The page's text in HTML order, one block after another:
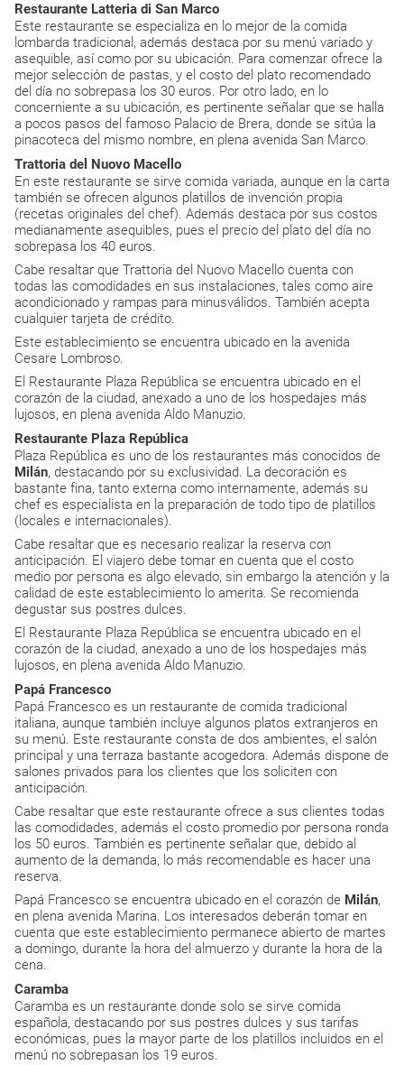
Restaurante Latteria di San Marco
Este restaurante se especializa en lo mejor de la comida
lombarda tradicional, además destaca por su menú variado y
asequible, así como por su ubicación. Para comenzar ofrece la
mejor selección de pastas, y el costo del plato recomendado
del día no sobrepasa los 30 euros. Por otro lado, en lo
concerniente a su ubicación, es pertinente señalar que se halla
a pocos pasos del famoso Palacio de Brera, donde se sitúa la
pinacoteca del mismo nombre, en plena avenida San Marco.
Trattoria del Nuovo Macello
En este restaurante se sirve comida variada, aunque en la carta
también se ofrecen algunos platillos de invención propia
(recetas originales del chef). Además destaca por sus costos
medianamente asequibles, pues el precio del plato del día no
sobrepasa los 40 euros.
Cabe resaltar que Trattoria del Nuovo Macello cuenta con
todas las comodidades en sus instalaciones, tales como aire
acondicionado y rampas para minusválidos. También acepta
cualquier tarjeta de crédito.
Este establecimiento se encuentra ubicado en la avenida
Cesare Lombroso.
El Restaurante Plaza República se encuentra ubicado en el
corazón de la ciudad, anexado a uno de los hospedajes más
lujosos, en plena avenida Aldo Manuzio.
Restaurante Plaza República
Plaza República es uno de los restaurantes más conocidos de
Milán, destacando por su exclusividad. La decoración es
bastante fina, tanto externa como internamente, además su
chef es especialista en la preparación de todo tipo de platillos
(locales e internacionales).
Cabe resaltar que es necesario realizar la reserva con
anticipación. El viajero debe tomar en cuenta que el costo
medio por persona es algo elevado, sin embargo la atención y la
calidad de este establecimiento lo amerita. Se recomienda
degustar sus postres dulces.
El Restaurante Plaza República se encuentra ubicado en el
corazón de la ciudad, anexado a uno de los hospedajes más
lujosos, en plena avenida Aldo Manuzio.
Papá Francesco
Papá Francesco es un restaurante de comida tradicional
italiana, aunque también incluye algunos platos extranjeros en
su menú. Este restaurante consta de dos ambientes, el salón
principal y una terraza bastante acogedora. Además dispone de
salones privados para los clientes que los soliciten con
anticipación.
Cabe resaltar que este restaurante ofrece a sus clientes todas
las comodidades, además el costo promedio por persona ronda
los 50 euros. También es pertinente señalar que, debido al
aumento de la demanda, lo más recomendable es hacer una
reserva.
Papá Francesco se encuentra ubicado en el corazón de Milán,
en plena avenida Marina. Los interesados deberán tomar en
cuenta que este establecimiento permanece abierto de martes
a domingo, durante la hora del almuerzo y durante la hora de la
cena.
Caramba
Caramba es un restaurante donde solo se sirve comida
española, destacando por sus postres dulces y sus tarifas
económicas, pues la mayor parte de los platillos incluidos en el
menú no sobrepasan los 19 euros.